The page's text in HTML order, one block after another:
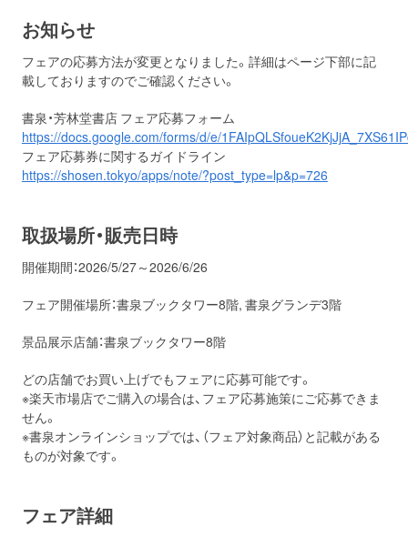
お知らせ
フェアの応募方法が変更となりました。詳細はページ下部に記
載しておりますのでご確認ください。
書泉・芳林堂書店 フェア応募フォーム
https://docs.google.com/forms/d/e/
フェア応募券に関するガイドライン
https://shosen.tokyo/apps/note/?post_type=lp&p=726
取扱場所・販売日時
開催期間：2026/5/27～2026/6/26
フェア開催場所：書泉ブックタワー8階, 書泉グランデ3階
景品展示店舗：書泉ブックタワー8階
どの店舗でお買い上げでもフェアに応募可能です。
※楽天市場店でご購入の場合は、フェア応募施策にご応募できま
せん。
※書泉オンラインショップでは、（フェア対象商品）と記載がある
ものが対象です。
フェア詳細